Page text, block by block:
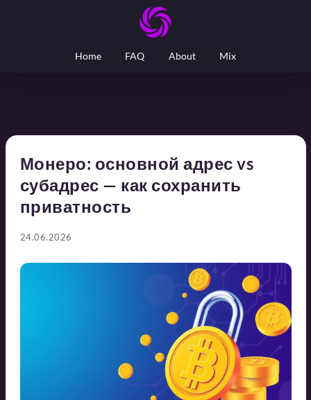
Home FAQ About Mix
Монеро: основной адрес vs
субадрес — как сохранить
приватность
24.06.2026